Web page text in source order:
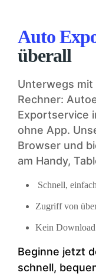
Auto
überall
Unterwegs mit
Rechner:
Exportservice
ohne App.
Browser und
am Handy,
Schnell,
Zugriff von
Kein
Beginne jetzt
schnell,